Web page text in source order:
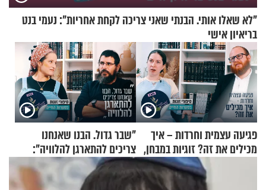
"לא שאלו אותי. הבנתי שאני צריכה לקחת אחריות": נעמי בנט
בריאיון אישי
פגיעה עצמית וחרדות – איך
מכילים את זה? זוגיות במבחן,
הפעם עם יהודית ואלתר כהן
"שבר גדול. הבנו שאנחנו
צריכים להתארגן להלוויה":
זוגיות במבחן, הפעם עם מרים
וגד דנינו